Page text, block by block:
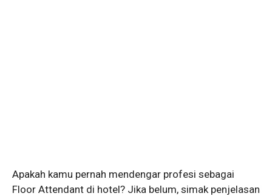
Apakah kamu pernah mendengar profesi sebagai
Floor Attendant di hotel? Jika belum, simak penjelasan